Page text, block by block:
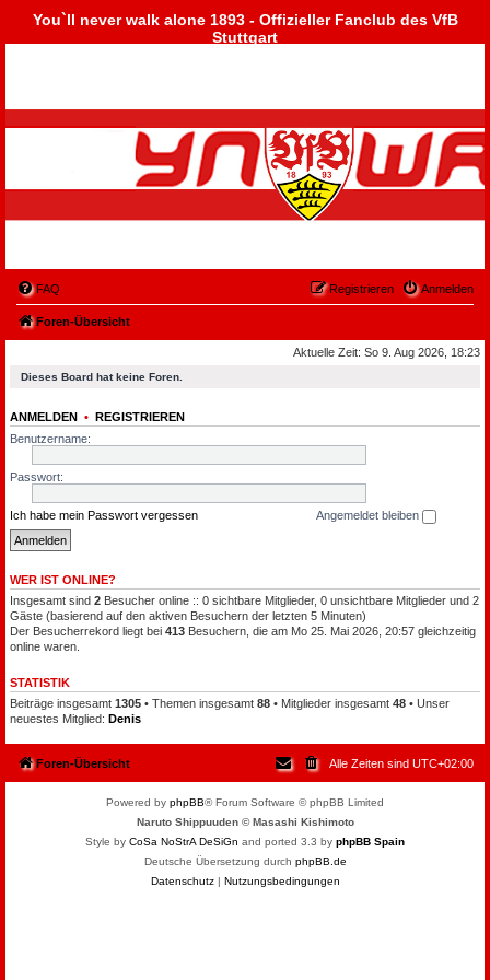
You`ll never walk alone 1893 - Offizieller Fanclub des VfB
Stuttgart
FAQ Anmelden
Registrieren
Foren-Übersicht
Aktuelle Zeit: So 9. Aug 2026, 18:23
Dieses Board hat keine Foren.
ANMELDEN • REGISTRIEREN
Benutzername:
Passwort:
Ich habe mein Passwort vergessen Angemeldet bleiben
WER IST ONLINE?
Insgesamt sind 2 Besucher online :: 0 sichtbare Mitglieder, 0 unsichtbare Mitglieder und 2
Gäste (basierend auf den aktiven Besuchern der letzten 5 Minuten)
Der Besucherrekord liegt bei 413 Besuchern, die am Mo 25. Mai 2026, 20:57 gleichzeitig
online waren.
STATISTIK
Beiträge insgesamt 1305 • Themen insgesamt 88 • Mitglieder insgesamt 48 • Unser
neuestes Mitglied: Denis
Foren-Übersicht Alle Zeiten sind UTC+02:00
Powered by phpBB® Forum Software © phpBB Limited
Naruto Shippuuden © Masashi Kishimoto
Style by CoSa NoStrA DeSiGn and ported 3.3 by phpBB Spain
Deutsche Übersetzung durch phpBB.de
Datenschutz| Nutzungsbedingungen